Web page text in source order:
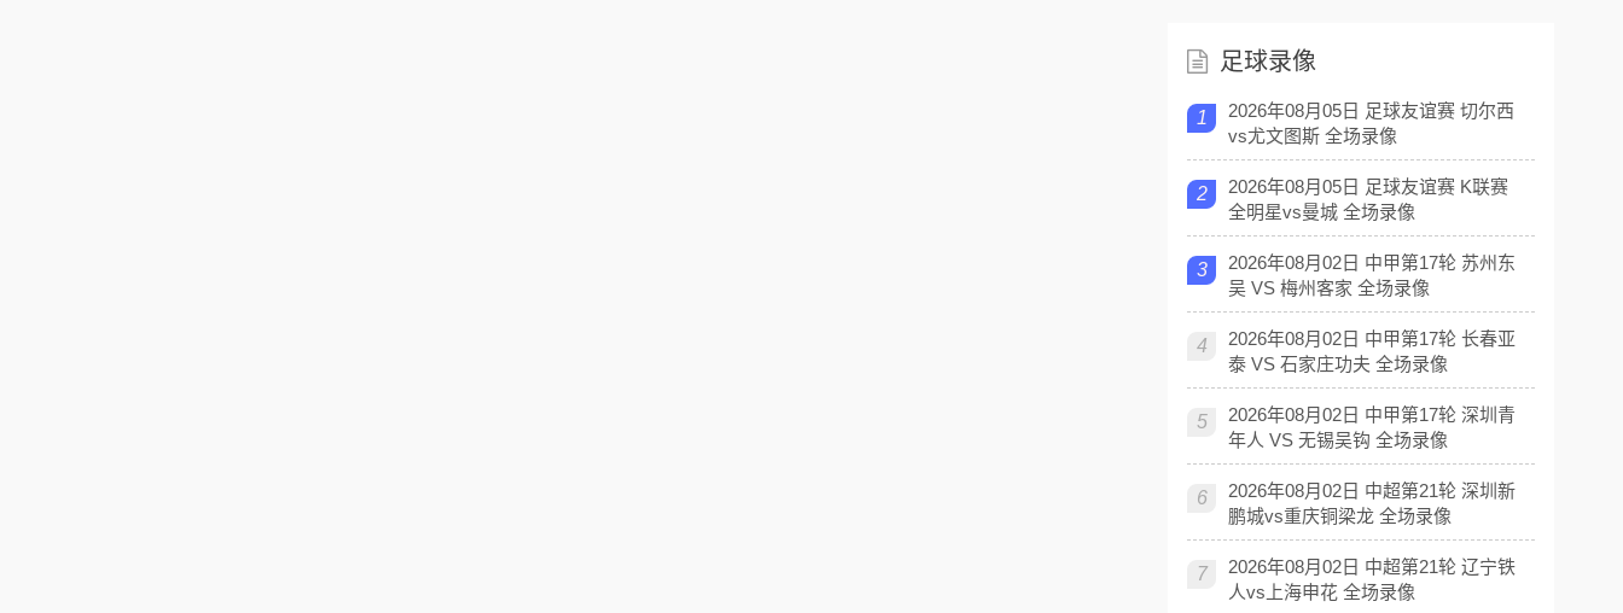
足球录像
1
2026年08月05日 足球友谊赛 切尔西
vs尤文图斯 全场录像
2
2026年08月05日 足球友谊赛 K联赛
全明星vs曼城 全场录像
3
2026年08月02日 中甲第17轮 苏州东
吴 VS 梅州客家 全场录像
4
2026年08月02日 中甲第17轮 长春亚
泰 VS 石家庄功夫 全场录像
5
2026年08月02日 中甲第17轮 深圳青
年人 VS 无锡吴钩 全场录像
6
2026年08月02日 中超第21轮 深圳新
鹏城vs重庆铜梁龙 全场录像
7
2026年08月02日 中超第21轮 辽宁铁
人vs上海申花 全场录像